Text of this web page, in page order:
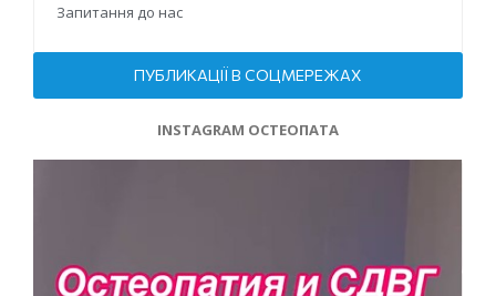
Запитання до нас
ПУБЛИКАЦІЇ В СОЦМЕРЕЖАХ
INSTAGRAM ОСТЕОПАТА